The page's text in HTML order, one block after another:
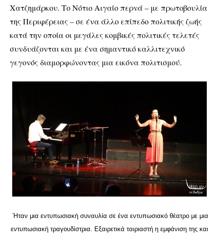
Χατζημάρκου. Το Νότιο Αιγαίο περνά – με πρωτοβουλία
της Περιφέρειας – σε ένα άλλο επίπεδο πολιτικής ζωής
κατά την οποία οι μεγάλες κομβικές πολιτικές τελετές
συνδυάζονται και με ένα σημαντικό καλλιτεχνικό
γεγονός διαμορφώνοντας μια εικόνα πολιτισμού.
Ήταν μια εντυπωσιακή συναυλία σε ένα εντυπωσιακό θέατρο με μια
εντυπωσιακή τραγουδίστρια. Εξαιρετικά ταιριαστή η εμφάνιση της και